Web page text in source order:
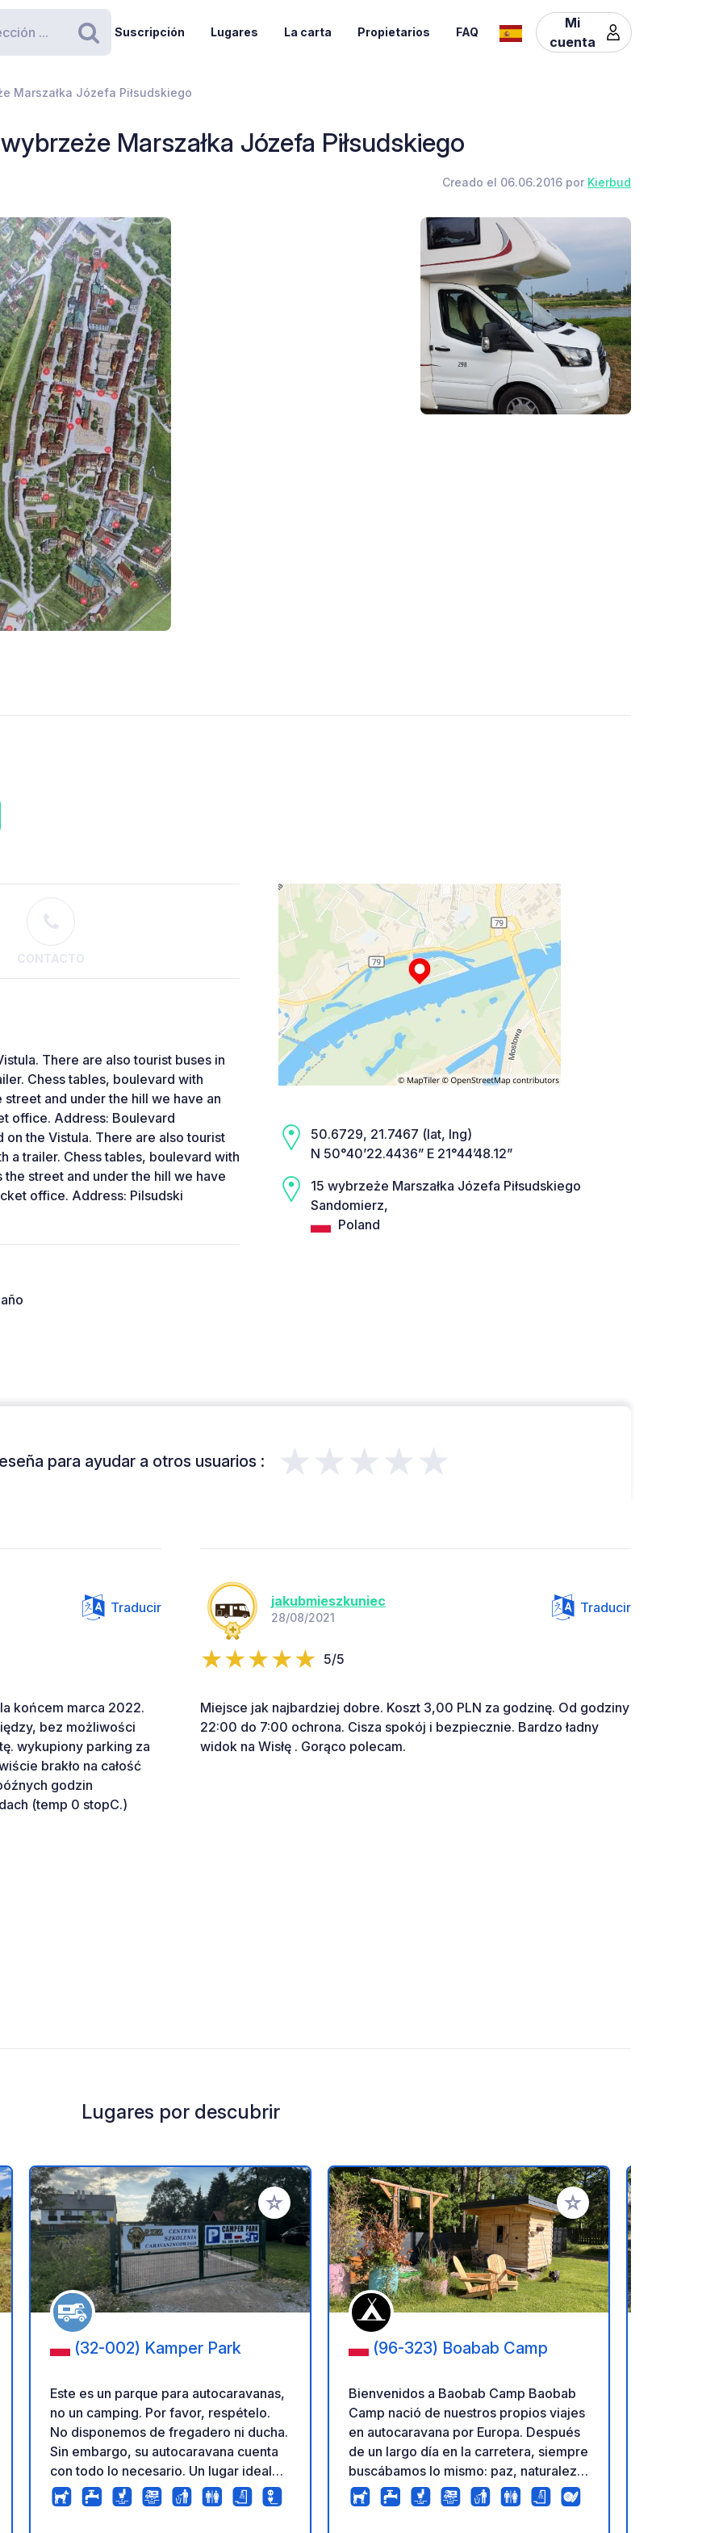
Buscar
Suscripción Lugares La carta Propietarios FAQ
Mi
cuenta
Marszałka Józefa Piłsudskiego
Marszałka Józefa Piłsudskiego
Creado el 06.06.2016 por Kierbud
CONTACTO
There are also tourist buses in
Chess tables, boulevard with
and under the hill we have an
office. Address: Boulevard
the Vistula. There are also tourist
a trailer. Chess tables, boulevard with
street and under the hill we have
office. Address: Pilsudski
50.6729, 21.7467 (lat, lng)
N 50°40’22.4436” E 21°44’48.12”
15 wybrzeże Marszałka Józefa Piłsudskiego
Sandomierz,
Poland
para ayudar a otros usuarios : ★★★★★
Traducir
końcem marca 2022.
bez możliwości
wykupiony parking za
brakło na całość
godzin
(temp 0 stopC.)
jakubmieszkuniec
28/08/2021
Traducir
5/5
Miejsce jak najbardziej dobre. Koszt 3,00 PLN za godzinę. Od godziny
22:00 do 7:00 ochrona. Cisza spokój i bezpiecznie. Bardzo ładny
widok na Wisłę . Gorąco polecam.
Lugares por descubrir
tus favoritos Añadir a tus favoritos
(32-002) Kamper Park
Este es un parque para autocaravanas,
no un camping. Por favor, respételo.
No disponemos de fregadero ni ducha.
Sin embargo, su autocaravana cuenta
con todo lo necesario. Un lugar ideal
para relajarse, con acceso directo a los
lagos donde podrá pasear, descansar y
Añadir a tus favoritos
(96-323) Boabab Camp
Bienvenidos a Baobab Camp Baobab
Camp nació de nuestros propios viajes
en autocaravana por Europa. Después
de un largo día en la carretera, siempre
buscábamos lo mismo: paz, naturaleza,
baños limpios y un lugar donde
relajarnos de verdad. Así que